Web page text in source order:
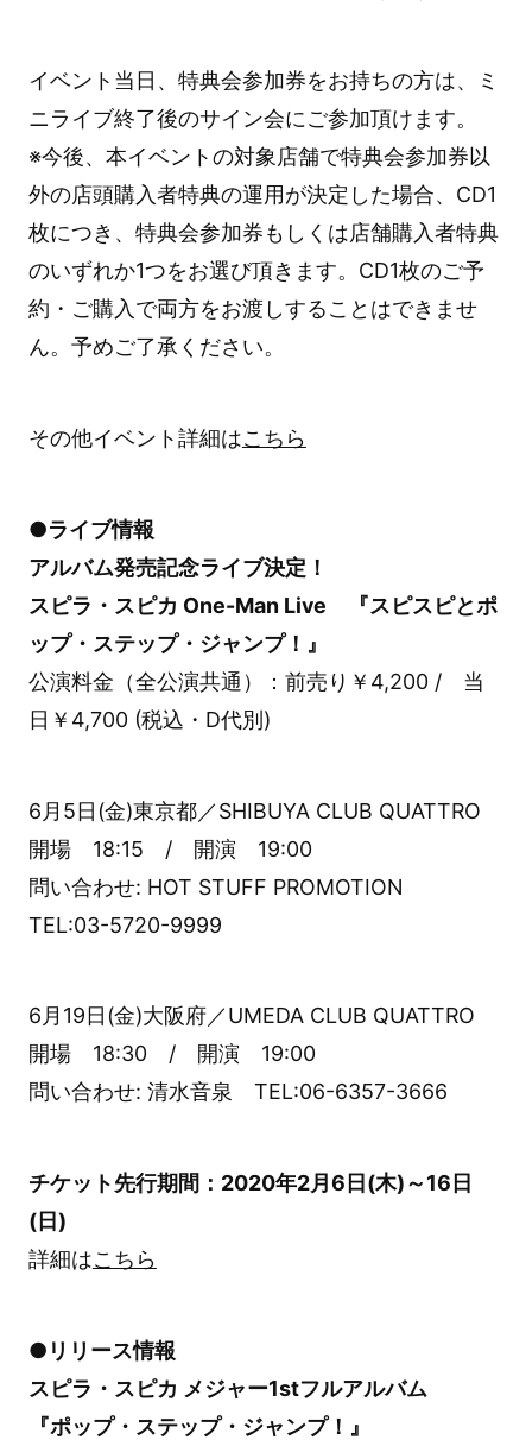
イベント当日、特典会参加券をお持ちの方は、ミ
ニライブ終了後のサイン会にご参加頂けます。
※今後、本イベントの対象店舗で特典会参加券以
外の店頭購入者特典の運用が決定した場合、CD1
枚につき、特典会参加券もしくは店舗購入者特典
のいずれか1つをお選び頂きます。CD1枚のご予
約・ご購入で両方をお渡しすることはできませ
ん。予めご了承ください。
その他イベント詳細はこちら
●ライブ情報
アルバム発売記念ライブ決定！
スピラ・スピカ One-Man Live 『スピスピとポ
ップ・ステップ・ジャンプ！』
公演料金（全公演共通）：前売り￥4,200 / 当
日￥4,700 (税込・D代別)
6月5日(金)東京都／SHIBUYA CLUB QUATTRO
開場 18:15 / 開演 19:00
問い合わせ: HOT STUFF PROMOTION
TEL:03-5720-9999
6月19日(金)大阪府／UMEDA CLUB QUATTRO
開場 18:30 / 開演 19:00
問い合わせ: 清水音泉 TEL:06-6357-3666
チケット先行期間：2020年2月6日(木)～16日
(日)
詳細はこちら
●リリース情報
スピラ・スピカ メジャー1stフルアルバム
『ポップ・ステップ・ジャンプ！』